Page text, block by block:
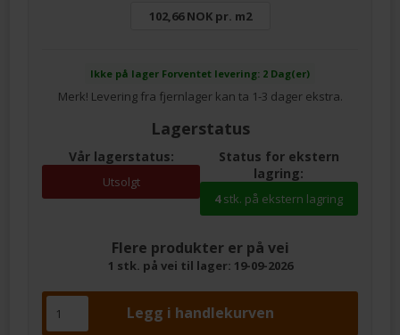
102,66 NOK pr. m2
Ikke på lager Forventet levering: 2 Dag(er)
Merk! Levering fra fjernlager kan ta 1-3 dager ekstra.
Lagerstatus
Vår lagerstatus:
Utsolgt
Status for ekstern
lagring:
4stk. på ekstern lagring
Flere produkter er på vei
1 stk. på vei til lager: 19-09-2026